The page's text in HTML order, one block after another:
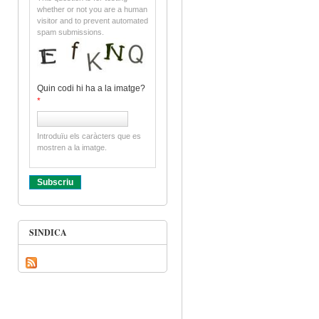
whether or not you are a human
visitor and to prevent automated
spam submissions.
Quin codi hi ha a la imatge?
*
Introduïu els caràcters que es
mostren a la imatge.
SINDICA